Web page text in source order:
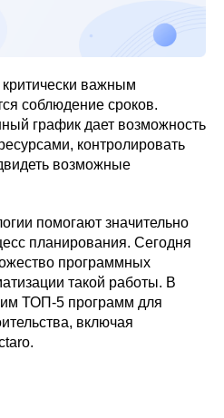
критически важным
соблюдение сроков.
график дает возможность
контролировать
возможные
помогают значительно
планирования. Сегодня
программных
такой работы. В
ТОП-5 программ для
включая